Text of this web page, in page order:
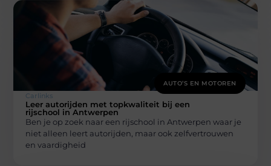
AUTO’S EN MOTOREN
Carlinks
Leer autorijden met topkwaliteit bij een
rijschool in Antwerpen
Ben je op zoek naar een rijschool in Antwerpen waar je
niet alleen leert autorijden, maar ook zelfvertrouwen
en vaardigheid